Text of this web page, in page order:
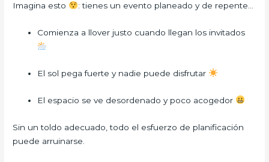
Imagina esto : tienes un evento planeado y de repente…
Comienza a llover justo cuando llegan los invitados
El sol pega fuerte y nadie puede disfrutar
El espacio se ve desordenado y poco acogedor
Sin un toldo adecuado, todo el esfuerzo de planificación
puede arruinarse.